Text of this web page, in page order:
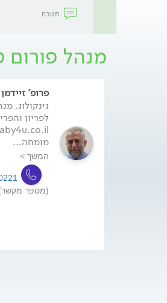
תגובה
מנהל פורום
פרופ'
גינקולוג,
לפריון
מומחה...
המשך >
(מספר